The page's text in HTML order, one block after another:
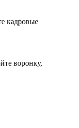
кадровые
воронку,